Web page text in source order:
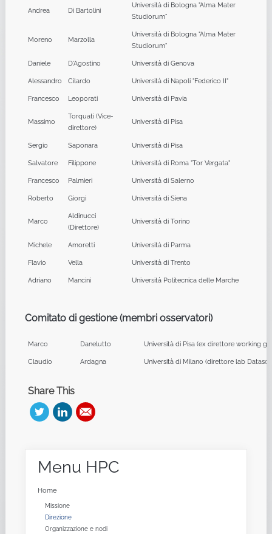
Andrea Di Bartolini
Università di Bologna "Alma Mater
Studiorum"
Moreno Marzolla
Università di Bologna "Alma Mater
Studiorum"
Daniele D'Agostino Università di Genova
Alessandro Cilardo Università di Napoli "Federico II"
Francesco Leoporati Università di Pavia
Massimo
Torquati (Vice-
direttore)
Università di Pisa
Sergio Saponara Università di Pisa
Salvatore Filippone Università di Roma "Tor Vergata"
Francesco Palmieri Università di Salerno
Roberto Giorgi Università di Siena
Marco
Aldinucci
(Direttore)
Università di Torino
Michele Amoretti Università di Parma
Flavio Vella Università di Trento
Adriano Mancini Università Politecnica delle Marche
Comitato di gestione (membri osservatori)
Marco Danelutto Università di Pisa (ex direttore working
Claudio Ardagna Università di Milano (direttore lab
Share This
Menu HPC
Home
Missione
Direzione
Organizzazione e nodi